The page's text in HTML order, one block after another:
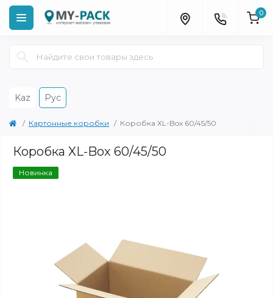
0
Kaz Рус
Картонные коробки Коробка XL-Box 60/45/50
Коробка XL-Box 60/45/50
Новинка